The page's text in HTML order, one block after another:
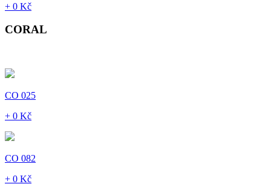
+ 0 Kč
CORAL
CO 025
+ 0 Kč
CO 082
+ 0 Kč